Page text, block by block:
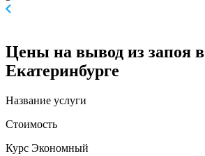
Цены на вывод из запоя в
Екатеринбурге
Название услуги
Стоимость
Курс Экономный